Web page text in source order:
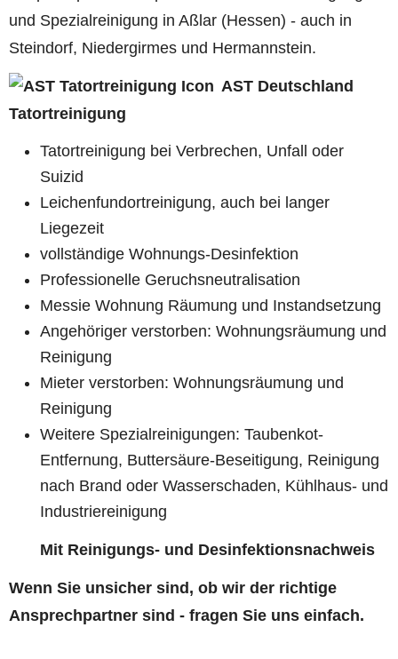
und Spezialreinigung in Aßlar (Hessen) - auch in
Steindorf, Niedergirmes und Hermannstein.
AST Deutschland
Tatortreinigung
Tatortreinigung bei Verbrechen, Unfall oder
Suizid
Leichenfundortreinigung, auch bei langer
Liegezeit
vollständige Wohnungs-Desinfektion
Professionelle Geruchsneutralisation
Messie Wohnung Räumung und Instandsetzung
Angehöriger verstorben: Wohnungsräumung und
Reinigung
Mieter verstorben: Wohnungsräumung und
Reinigung
Weitere Spezialreinigungen: Taubenkot-
Entfernung, Buttersäure-Beseitigung, Reinigung
nach Brand oder Wasserschaden, Kühlhaus- und
Industriereinigung
Mit Reinigungs- und Desinfektionsnachweis
Wenn Sie unsicher sind, ob wir der richtige
Ansprechpartner sind - fragen Sie uns einfach.